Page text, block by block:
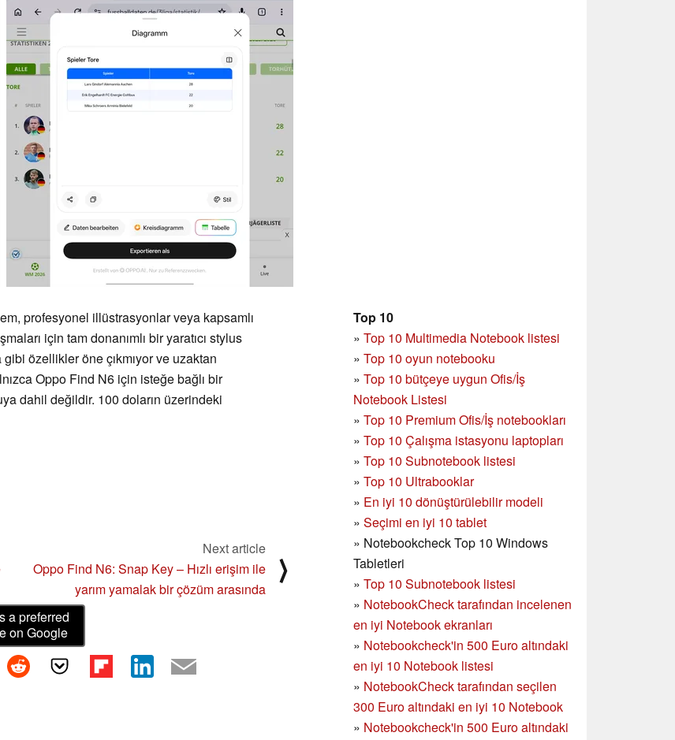
Top 10
» Top 10 Multimedia Notebook listesi
» Top 10 oyun notebooku
» Top 10 bütçeye uygun Ofis/İş
Notebook Listesi
» Top 10 Premium Ofis/İş notebookları
» Top 10 Çalışma istasyonu laptopları
» Top 10 Subnotebook listesi
» Top 10 Ultrabooklar
» En iyi 10 dönüştürülebilir modeli
» Seçimi en iyi 10 tablet
» Notebookcheck Top 10 Windows
Tabletleri
» Top 10 Subnotebook listesi
» NotebookCheck tarafından incelenen
en iyi Notebook ekranları
» Notebookcheck'in 500 Euro altındaki
en iyi 10 Notebook listesi
» NotebookCheck tarafından seçilen
300 Euro altındaki en iyi 10 Notebook
» Notebookcheck'in 500 Euro altındaki
profesyonel illüstrasyonlar veya kapsamlı
için tam donanımlı bir yaratıcı stylus
özellikler öne çıkmıyor ve uzaktan
Oppo Find N6 için isteğe bağlı bir
dahil değildir. 100 doların üzerindeki
Next article
Oppo Find N6: Snap Key – Hızlı erişim ile
yarım yamalak bir çözüm arasında
⟩
a preferred
on Google